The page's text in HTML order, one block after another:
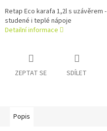
Retap Eco karafa 1,2l s
studené i teplé nápoje
Detailní informace
ZEPTAT SE SDÍLET
Popis